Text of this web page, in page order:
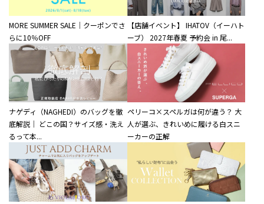
MORE SUMMER SALE｜クーポンでさ
らに10％OFF
【店舗イベント】 IHATOV（イーハト
ーブ） 2027年春夏 予約会 in 尾...
ナゲディ（NAGHEDI）のバッグを徹
底解説｜ どこの国？サイズ感・洗え
るって本...
ペリーコ×スペルガは何が違う？ 大
人が選ぶ、きれいめに履ける白スニ
ーカーの正解